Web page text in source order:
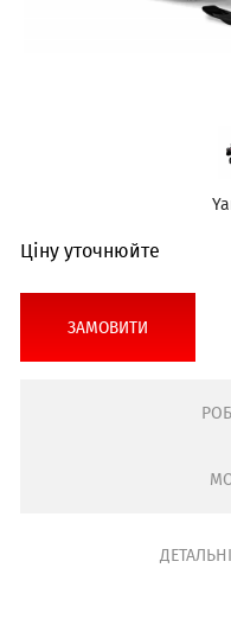
Ціну уточнюйте
ЗАМОВИТИ